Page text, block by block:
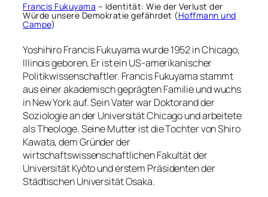
Francis Fukuyama – Identität: Wie der Verlust der
Würde unsere Demokratie gefährdet (Hoffmann und
Campe)
Yoshihiro Francis Fukuyama wurde 1952 in Chicago,
Illinois geboren. Er ist ein US-amerikanischer
Politikwissenschaftler. Francis Fukuyama stammt
aus einer akademisch geprägten Familie und wuchs
in New York auf. Sein Vater war Doktorand der
Soziologie an der Universität Chicago und arbeitete
als Theologe. Seine Mutter ist die Tochter von Shiro
Kawata, dem Gründer der
wirtschaftswissenschaftlichen Fakultät der
Universität Kyōto und erstem Präsidenten der
Städtischen Universität Osaka.